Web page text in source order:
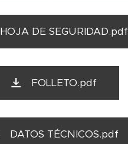
HOJA DE SEGURIDAD.pdf
FOLLETO.pdf
DATOS TÉCNICOS.pdf